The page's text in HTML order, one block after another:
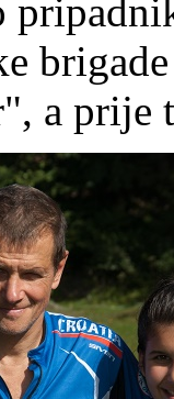
a prije